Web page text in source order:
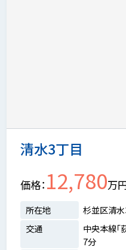
清水3丁目
価格 12,780万
所在地
杉並区清水
交通
中央本線「
7分